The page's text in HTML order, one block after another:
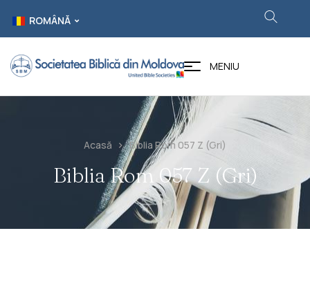
ROMÂNĂ
MENIU
Acasă Biblia Rom 057 Z (gri)
Biblia Rom 057 Z (gri)